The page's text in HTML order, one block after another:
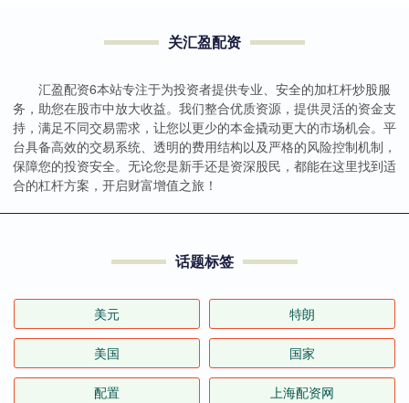
关汇盈配资
汇盈配资6本站专注于为投资者提供专业、安全的加杠杆炒股服
务，助您在股市中放大收益。我们整合优质资源，提供灵活的资金支
持，满足不同交易需求，让您以更少的本金撬动更大的市场机会。平
台具备高效的交易系统、透明的费用结构以及严格的风险控制机制，
保障您的投资安全。无论您是新手还是资深股民，都能在这里找到适
合的杠杆方案，开启财富增值之旅！
话题标签
美元 特朗
美国 国家
配置 上海配资网